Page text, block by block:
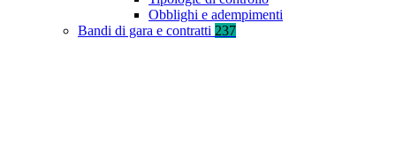
Obblighi e adempimenti
Bandi di gara e contratti 237